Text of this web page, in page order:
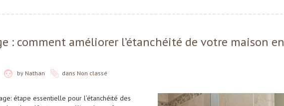
: comment améliorer l’étanchéité de votre maison en
by Nathan dans Non classé
étape essentielle pour l’étanchéité des